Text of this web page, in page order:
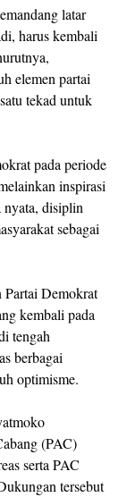
latar
harus kembali
elemen partai
tekad untuk
pada periode
inspirasi
disiplin
sebagai
Partai Demokrat
kembali pada
tengah
berbagai
optimisme.
(PAC)
serta PAC
tersebut